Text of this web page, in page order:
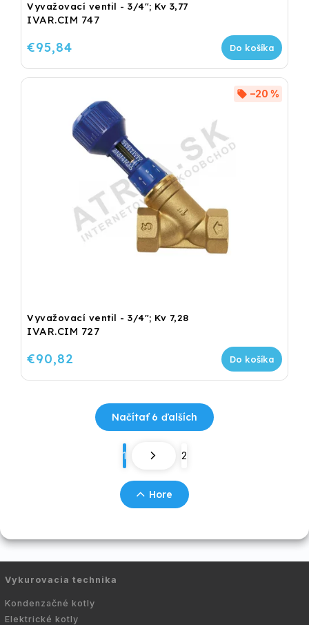
Vyvažovací ventil - 3/4"; Kv 3,77
IVAR.CIM 747
€95,84 Do košíka
Vyvažovací ventil - 3/4"; Kv 7,28
IVAR.CIM 727
–20 %
€90,82 Do košíka
Načítať 6 ďalších
1 2
Hore
Vykurovacia technika
Kondenzačné kotly
Elektrické kotly